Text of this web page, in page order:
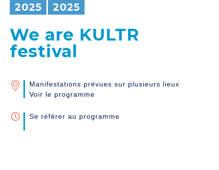
2025 2025
We are KULTR
festival
Manifestations prévues sur plusieurs lieux
Voir le programme
Se référer au programme